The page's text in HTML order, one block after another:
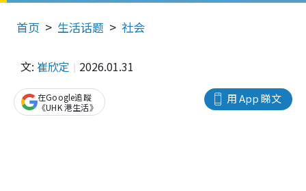
首页 生活话题 社会
文: 崔欣定 2026.01.31
用 App 睇文
在Google追蹤
《UHK 港生活》